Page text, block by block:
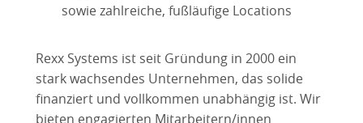
sowie zahlreiche, fußläufige Locations
Rexx Systems ist seit Gründung in 2000 ein
stark wachsendes Unternehmen, das solide
finanziert und vollkommen unabhängig ist. Wir
bieten engagierten Mitarbeitern/innen